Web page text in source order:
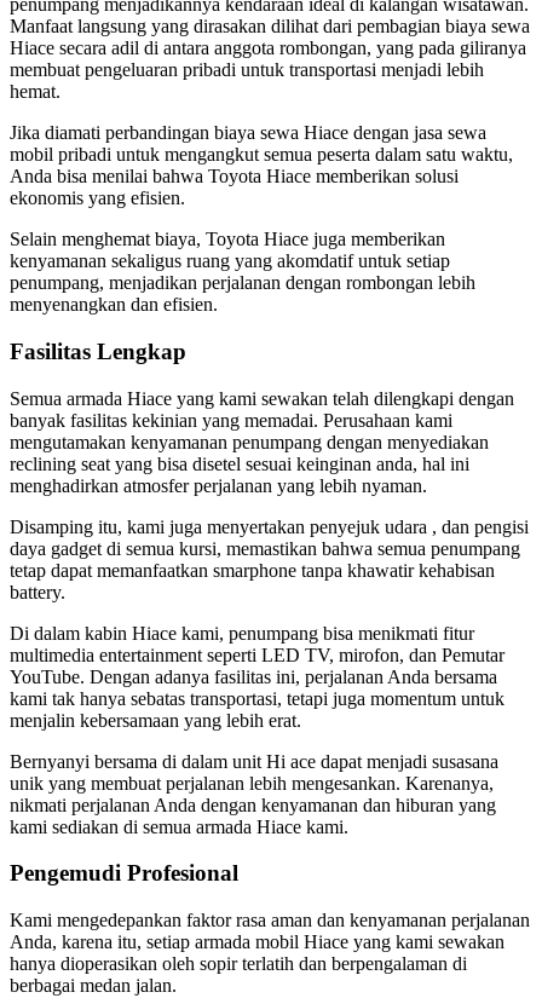
penumpang menjadikannya kendaraan ideal di kalangan wisatawan.
Manfaat langsung yang dirasakan dilihat dari pembagian biaya sewa
Hiace secara adil di antara anggota rombongan, yang pada giliranya
membuat pengeluaran pribadi untuk transportasi menjadi lebih
hemat.
Jika diamati perbandingan biaya sewa Hiace dengan jasa sewa
mobil pribadi untuk mengangkut semua peserta dalam satu waktu,
Anda bisa menilai bahwa Toyota Hiace memberikan solusi
ekonomis yang efisien.
Selain menghemat biaya, Toyota Hiace juga memberikan
kenyamanan sekaligus ruang yang akomdatif untuk setiap
penumpang, menjadikan perjalanan dengan rombongan lebih
menyenangkan dan efisien.
Fasilitas Lengkap
Semua armada Hiace yang kami sewakan telah dilengkapi dengan
banyak fasilitas kekinian yang memadai. Perusahaan kami
mengutamakan kenyamanan penumpang dengan menyediakan
reclining seat yang bisa disetel sesuai keinginan anda, hal ini
menghadirkan atmosfer perjalanan yang lebih nyaman.
Disamping itu, kami juga menyertakan penyejuk udara , dan pengisi
daya gadget di semua kursi, memastikan bahwa semua penumpang
tetap dapat memanfaatkan smarphone tanpa khawatir kehabisan
battery.
Di dalam kabin Hiace kami, penumpang bisa menikmati fitur
multimedia entertainment seperti LED TV, mirofon, dan Pemutar
YouTube. Dengan adanya fasilitas ini, perjalanan Anda bersama
kami tak hanya sebatas transportasi, tetapi juga momentum untuk
menjalin kebersamaan yang lebih erat.
Bernyanyi bersama di dalam unit Hi ace dapat menjadi susasana
unik yang membuat perjalanan lebih mengesankan. Karenanya,
nikmati perjalanan Anda dengan kenyamanan dan hiburan yang
kami sediakan di semua armada Hiace kami.
Pengemudi Profesional
Kami mengedepankan faktor rasa aman dan kenyamanan perjalanan
Anda, karena itu, setiap armada mobil Hiace yang kami sewakan
hanya dioperasikan oleh sopir terlatih dan berpengalaman di
berbagai medan jalan.